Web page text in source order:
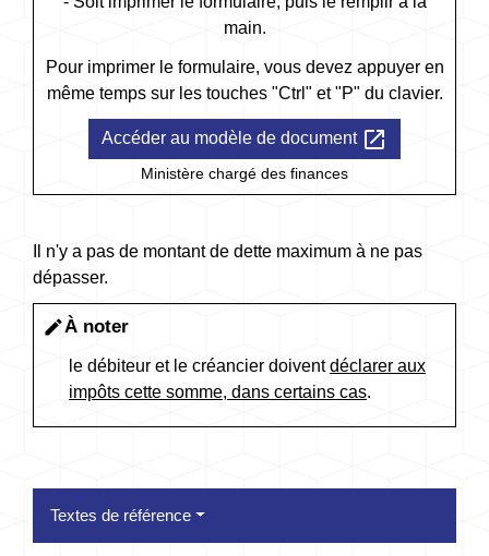
main.
Pour imprimer le formulaire, vous devez appuyer en
même temps sur les touches "Ctrl" et "P" du clavier.
Accéder au modèle de document open_in_new
Ministère chargé des finances
Il n'y a pas de montant de dette maximum à ne pas
dépasser.
editÀ noter
le débiteur et le créancier doiventdéclarer aux
impôts cette somme, dans certains cas.
Textes de référence